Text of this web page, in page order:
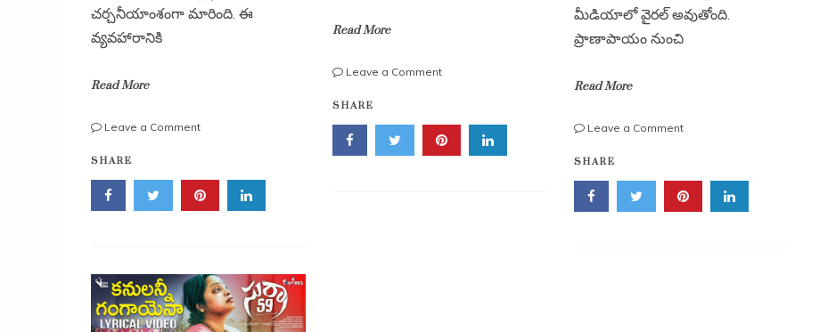
చర్చనీయాంశంగా మారింది. ఈ
వ్యవహారానికి
Read More
Leave a Commenton
బయటపెట్టిన
అడ్వకేట్
సుబ్బారావు.
SHARE
Read More
Leave a Commenton
పై
రాఘవ్
చద్దా
SHARE
మీడియాలో వైరల్ అవుతోంది.
ప్రాణాపాయం నుంచి
Read More
Leave a Commenton
నిలువుటద్దం:
అంజన్న
మాల
SHARE